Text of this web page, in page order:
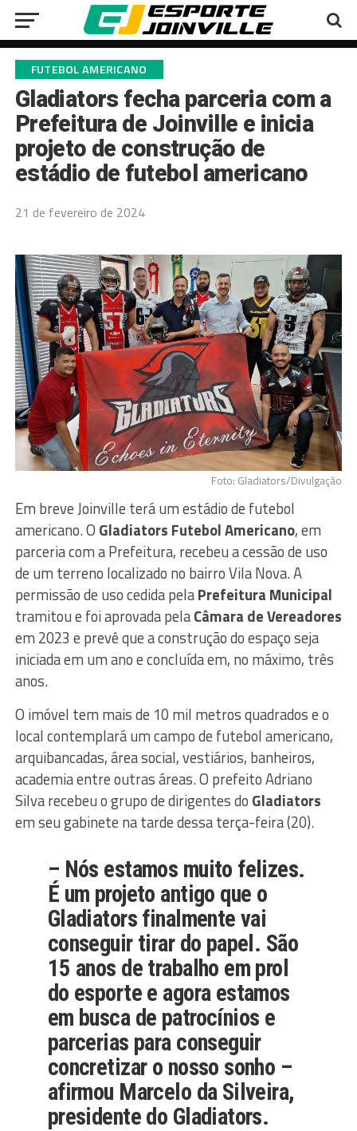
FUTEBOL AMERICANO
Gladiators fecha parceria com a
Prefeitura de Joinville e inicia
projeto de construção de
estádio de futebol americano
21 de fevereiro de 2024
Foto: Gladiators/Divulgação
Em breve Joinville terá um estádio de futebol
americano. O Gladiators Futebol Americano, em
parceria com a Prefeitura, recebeu a cessão de uso
de um terreno localizado no bairro Vila Nova. A
permissão de uso cedida pelaPrefeitura Municipal
tramitou e foi aprovada pelaCâmara de Vereadores
em 2023 e prevê que a construção do espaço seja
iniciada em um ano e concluída em, no máximo, três
anos.
O imóvel tem mais de 10 mil metros quadrados e o
local contemplará um campo de futebol americano,
arquibancadas, área social, vestiários, banheiros,
academia entre outras áreas. O prefeito Adriano
Silva recebeu o grupo de dirigentes do Gladiators
em seu gabinete na tarde dessa terça-feira (20).
– Nós estamos muito felizes.
É um projeto antigo que o
Gladiators finalmente vai
conseguir tirar do papel. São
15 anos de trabalho em prol
do esporte e agora estamos
em busca de patrocínios e
parcerias para conseguir
concretizar o nosso sonho –
afirmou Marcelo da Silveira,
presidente do Gladiators.